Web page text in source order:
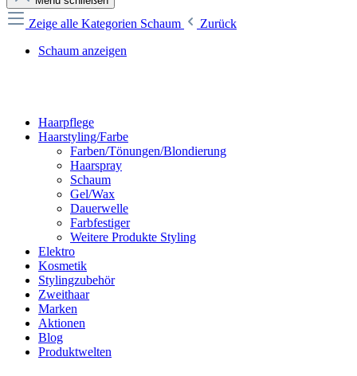
Zeige alle Kategorien Schaum
Zurück
Schaum anzeigen
Haarpflege
Haarstyling/Farbe
Farben/Tönungen/Blondierung
Haarspray
Schaum
Gel/Wax
Dauerwelle
Farbfestiger
Weitere Produkte Styling
Elektro
Kosmetik
Stylingzubehör
Zweithaar
Marken
Aktionen
Blog
Produktwelten